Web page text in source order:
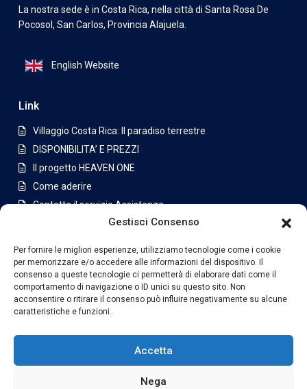
Gestisci Consenso
Per fornire le migliori esperienze, utilizziamo tecnologie come i cookie
per memorizzare e/o accedere alle informazioni del dispositivo. Il
consenso a queste tecnologie ci permetterà di elaborare dati come il
comportamento di navigazione o ID unici su questo sito. Non
acconsentire o ritirare il consenso può influire negativamente su alcune
caratteristiche e funzioni.
Accetta
Nega
La nostra sede è in Costa Rica, nella città di Santa Rosa De
Pocosol, San Carlos, Provincia Alajuela.
English Website
Link
Villaggio Costa Rica: Il paradiso terrestre
DISPONIBILITA’ E PREZZI
Il progetto HEAVEN ONE
Come aderire
Contatta il servizio Assistenza
Appartamenti a San Jose
Latest Listing
Casa di lusso in condominio a
Jabon...
€630,000
Villa con piscina e ampio terreno i...
€1,175,000